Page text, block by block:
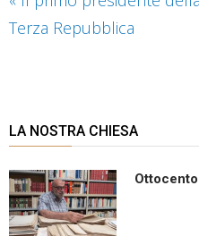
Terza Repubblica
LA NOSTRA CHIESA